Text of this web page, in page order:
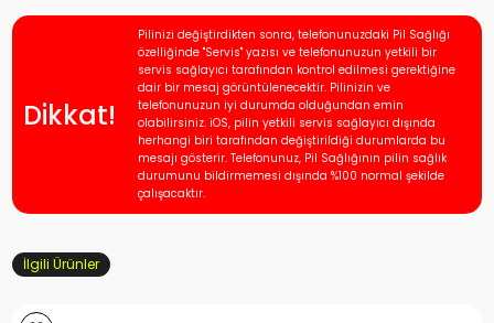
Dikkat!
Pilinizi değiştirdikten sonra, telefonunuzdaki Pil Sağlığı
özelliğinde "Servis" yazısı ve telefonunuzun yetkili bir
servis sağlayıcı tarafından kontrol edilmesi gerektiğine
dair bir mesaj görüntülenecektir. Pilinizin ve
telefonunuzun iyi durumda olduğundan emin
olabilirsiniz. iOS, pilin yetkili servis sağlayıcı dışında
herhangi biri tarafından değiştirildiği durumlarda bu
mesajı gösterir. Telefonunuz, Pil Sağlığının pilin sağlık
durumunu bildirmemesi dışında %100 normal şekilde
çalışacaktır.
İlgili Ürünler